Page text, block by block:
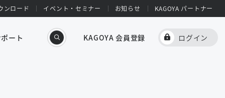
ンロード イベント・セミナー お知らせ KAGOYA パートナー
ート KAGOYA 会員登録 ログイン